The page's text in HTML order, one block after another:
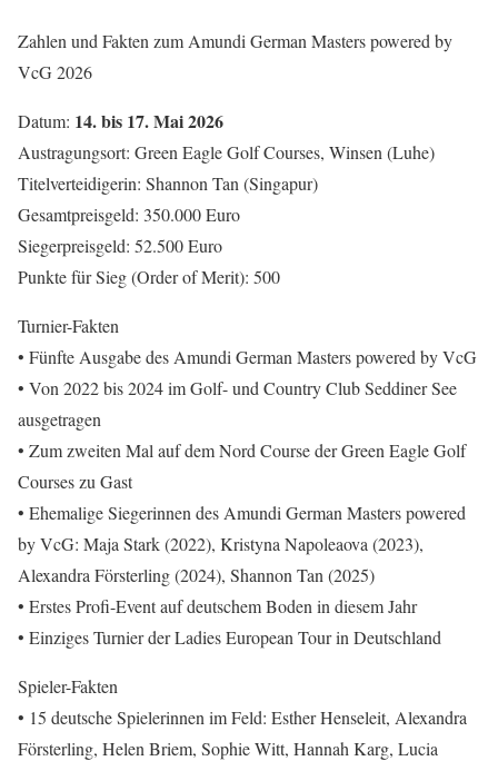
Zahlen und Fakten zum Amundi German Masters powered by
VcG 2026
Datum: 14. bis 17. Mai 2026
Austragungsort: Green Eagle Golf Courses, Winsen (Luhe)
Titelverteidigerin: Shannon Tan (Singapur)
Gesamtpreisgeld: 350.000 Euro
Siegerpreisgeld: 52.500 Euro
Punkte für Sieg (Order of Merit): 500
Turnier-Fakten
• Fünfte Ausgabe des Amundi German Masters powered by VcG
• Von 2022 bis 2024 im Golf- und Country Club Seddiner See
ausgetragen
• Zum zweiten Mal auf dem Nord Course der Green Eagle Golf
Courses zu Gast
• Ehemalige Siegerinnen des Amundi German Masters powered
by VcG: Maja Stark (2022), Kristyna Napoleaova (2023),
Alexandra Försterling (2024), Shannon Tan (2025)
• Erstes Profi-Event auf deutschem Boden in diesem Jahr
• Einziges Turnier der Ladies European Tour in Deutschland
Spieler-Fakten
• 15 deutsche Spielerinnen im Feld: Esther Henseleit, Alexandra
Försterling, Helen Briem, Sophie Witt, Hannah Karg, Lucia